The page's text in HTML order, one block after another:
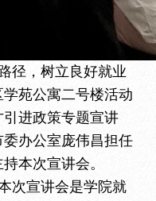
径，树立良好就业
苑公寓二号楼活动
进政策专题宣讲
办公室庞伟昌担任
本次宣讲会。
次宣讲会是学院就